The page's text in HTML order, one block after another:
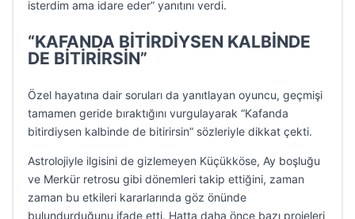
isterdim ama idare eder” yanıtını verdi.
“KAFANDA BİTİRDİYSEN KALBİNDE
DE BİTİRİRSİN”
Özel hayatına dair soruları da yanıtlayan oyuncu, geçmişi
tamamen geride bıraktığını vurgulayarak “Kafanda
bitirdiysen kalbinde de bitirirsin” sözleriyle dikkat çekti.
Astrolojiyle ilgisini de gizlemeyen Küçükköse, Ay boşluğu
ve Merkür retrosu gibi dönemleri takip ettiğini, zaman
zaman bu etkileri kararlarında göz önünde
bulundurduğunu ifade etti. Hatta daha önce bazı projeleri